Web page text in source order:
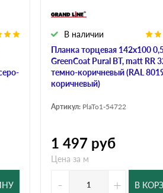
Планка торцевая 142х100
GreenCoat Pural BT, matt RR
темно-коричневый (RAL
коричневый)
В наличии
Артикул: PlaTo1-54722
1 497 руб
Цена за м
- + В